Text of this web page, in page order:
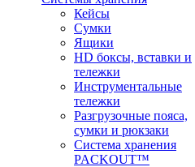
Кейсы
Сумки
Ящики
HD боксы, вставки и
тележки
Инструментальные
тележки
Разгрузочные пояса,
сумки и рюкзаки
Система хранения
PACKOUT™